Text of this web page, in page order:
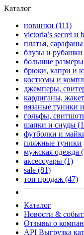
Каталог
новинки (111)
victoria’s secret и
платья,
блузы и рубашки
большие размеры
брюки, капри и
костюмы и
джемперы,
кардиганы,
вязаные туники
гольфы,
шапки и снуды
футболки и
пляжные туники
мужская одежда
аксессуары (1)
sale (81)
топ продаж (47)
Каталог
Новости &
Отзывы о
API Выгрузка